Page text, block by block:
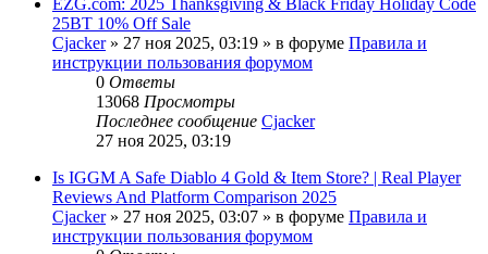
EZG.com: 2025 Thanksgiving & Black Friday Holiday Code
25BT 10% Off Sale
Cjacker» 27 ноя 2025, 03:19 » в форуме Правила и
инструкции пользования форумом
0 Ответы
13068 Просмотры
Последнее сообщение Cjacker
27 ноя 2025, 03:19
Is IGGM A Safe Diablo 4 Gold & Item Store? | Real Player
Reviews And Platform Comparison 2025
Cjacker» 27 ноя 2025, 03:07 » в форуме Правила и
инструкции пользования форумом